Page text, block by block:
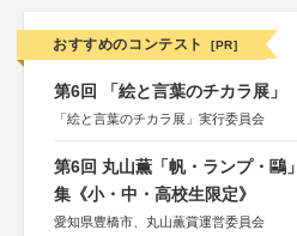
おすすめのコンテスト [PR]
第6回 「絵と言葉のチカラ展」
「絵と言葉のチカラ展」実行委員会
第6回 丸山薫「帆・ランプ・鷗
集《小・中・高校生限定》
愛知県豊橋市、丸山薫賞運営委員会